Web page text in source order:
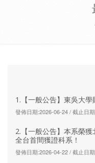
1.【一般公告】東吳大
發佈日期:2026-06-24 / 截止日
2.【一般公告】本系榮
全台首間獲證科系！
發佈日期:2026-04-22 / 截止日